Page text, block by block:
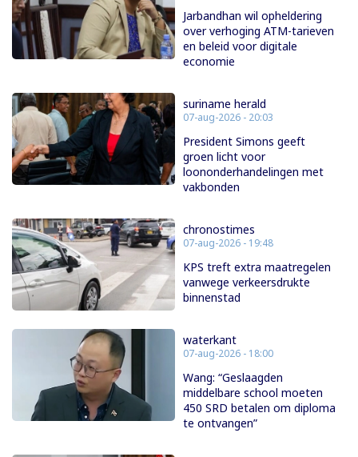
Jarbandhan wil opheldering
over verhoging ATM-tarieven
en beleid voor digitale
economie
suriname herald
07-aug-2026 - 20:03
President Simons geeft
groen licht voor
loononderhandelingen met
vakbonden
chronostimes
07-aug-2026 - 19:48
KPS treft extra maatregelen
vanwege verkeersdrukte
binnenstad
waterkant
07-aug-2026 - 18:00
Wang: “Geslaagden
middelbare school moeten
450 SRD betalen om diploma
te ontvangen”